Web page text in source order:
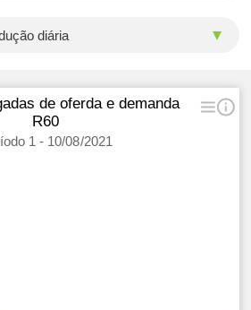
de oferda e demanda
R60
1 - 10/08/2021